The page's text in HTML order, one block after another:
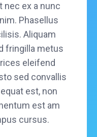
nec ex a nunc
Phasellus
Aliquam
fringilla metus
eleifend
sed convallis
est, non
est am
cursus.